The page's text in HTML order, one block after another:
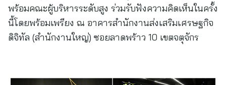
พร้อมคณะผู้บริหารระดับสูง ร่วมรับฟังความคิดเห็นในครั้ง
นี้โดยพร้อมเพรียง ณ อาคารสำนักงานส่งเสริมเศรษฐกิจ
ดิจิทัล (สำนักงานใหญ่) ซอยลาดพร้าว 10 เขตจตุจักร